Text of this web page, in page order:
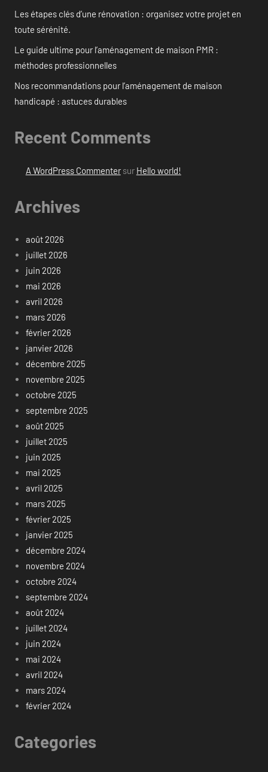
Les étapes clés d’une rénovation : organisez votre projet en
toute sérénité.
Le guide ultime pour l’aménagement de maison PMR :
méthodes professionnelles
Nos recommandations pour l’aménagement de maison
handicapé : astuces durables
Recent Comments
A WordPress Commentersur Hello world!
Archives
août 2026
juillet 2026
juin 2026
mai 2026
avril 2026
mars 2026
février 2026
janvier 2026
décembre 2025
novembre 2025
octobre 2025
septembre 2025
août 2025
juillet 2025
juin 2025
mai 2025
avril 2025
mars 2025
février 2025
janvier 2025
décembre 2024
novembre 2024
octobre 2024
septembre 2024
août 2024
juillet 2024
juin 2024
mai 2024
avril 2024
mars 2024
février 2024
Categories